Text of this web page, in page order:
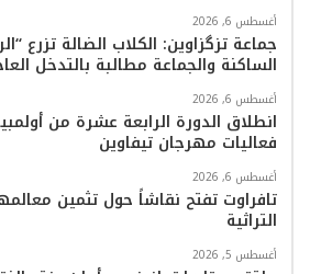
أغسطس 6, 2026
جماعة تزگزاوين: الكلاب الضالة تزرع
الساكنة والجماعة مطالبة بالتدخل
أغسطس 6, 2026
انطلاق الدورة الرابعة عشرة من
فعاليات مهرجان تيفاوين
أغسطس 6, 2026
تافراوت تفتح نقاشاً حول تثمين
التراثية
أغسطس 5, 2026